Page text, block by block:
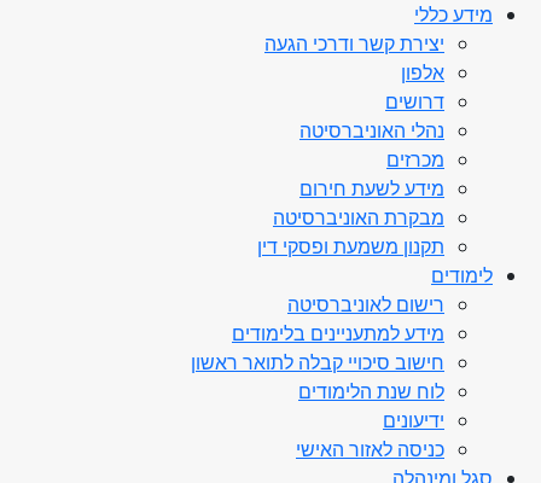
מידע כללי
יצירת קשר ודרכי הגעה
אלפון
דרושים
נהלי האוניברסיטה
מכרזים
מידע לשעת חירום
מבקרת האוניברסיטה
תקנון משמעת ופסקי דין
לימודים
רישום לאוניברסיטה
מידע למתעניינים בלימודים
חישוב סיכויי קבלה לתואר ראשון
לוח שנת הלימודים
ידיעונים
כניסה לאזור האישי